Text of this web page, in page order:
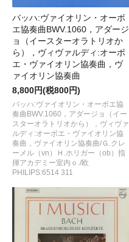
バッハ:ヴァイオリン・オーボ
エ協奏曲BWV.1060，アダージ
ョ（イースターオラトリオか
ら），ヴィヴァルディ:オーボ
エ・ヴァイオリン協奏曲，ヴ
ァイオリン協奏曲
8,800円(税800円)
バッハ:ヴァイオリン・オーボエ協
奏曲BWV.1060，アダージョ（イー
スターオラトリオから），ヴィヴァ
ルディ:オーボエ・ヴァイオリン協
奏曲，ヴァイオリン協奏曲/Ｇ.クレ
ーメル（vn）Ｈ.ホリガー（ob）指
揮アカデミー室内ｏ./欧
PHILIPS:6514 311